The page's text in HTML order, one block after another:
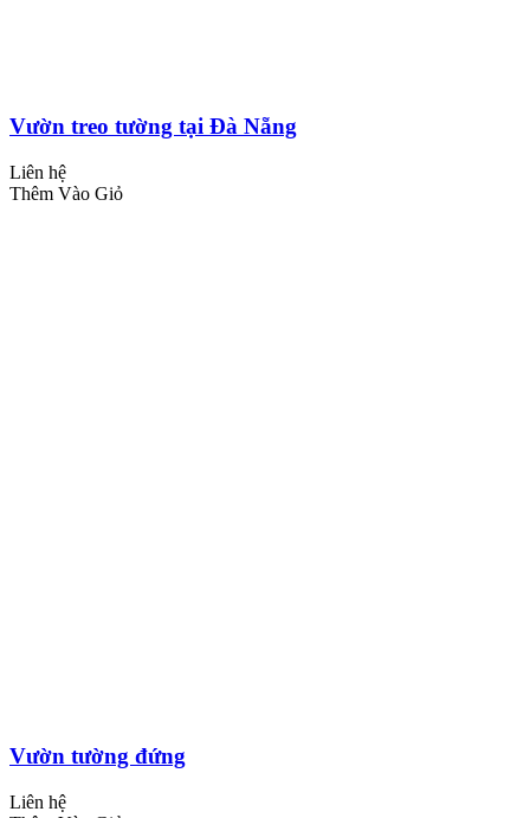
Vườn treo tường tại Đà Nẵng
Liên hệ
Thêm Vào Giỏ
Vườn tường đứng
Liên hệ